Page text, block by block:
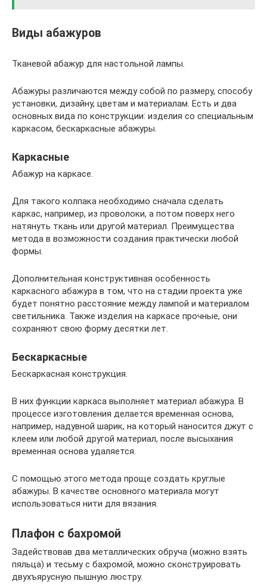
Виды абажуров
Тканевой абажур для настольной лампы.
Абажуры различаются между собой по размеру, способу
установки, дизайну, цветам и материалам. Есть и два
основных вида по конструкции: изделия со специальным
каркасом, бескаркасные абажуры.
Каркасные
Абажур на каркасе.
Для такого колпака необходимо сначала сделать
каркас, например, из проволоки, а потом поверх него
натянуть ткань или другой материал. Преимущества
метода в возможности создания практически любой
формы.
Дополнительная конструктивная особенность
каркасного абажура в том, что на стадии проекта уже
будет понятно расстояние между лампой и материалом
светильника. Также изделия на каркасе прочные, они
сохраняют свою форму десятки лет.
Бескаркасные
Бескаркасная конструкция.
В них функции каркаса выполняет материал абажура. В
процессе изготовления делается временная основа,
например, надувной шарик, на который наносится джут с
клеем или любой другой материал, после высыхания
временная основа удаляется.
С помощью этого метода проще создать круглые
абажуры. В качестве основного материала могут
использоваться нити для вязания.
Плафон с бахромой
Задействовав два металлических обруча (можно взять
пяльца) и тесьму с бахромой, можно сконструировать
двухъярусную пышную люстру.